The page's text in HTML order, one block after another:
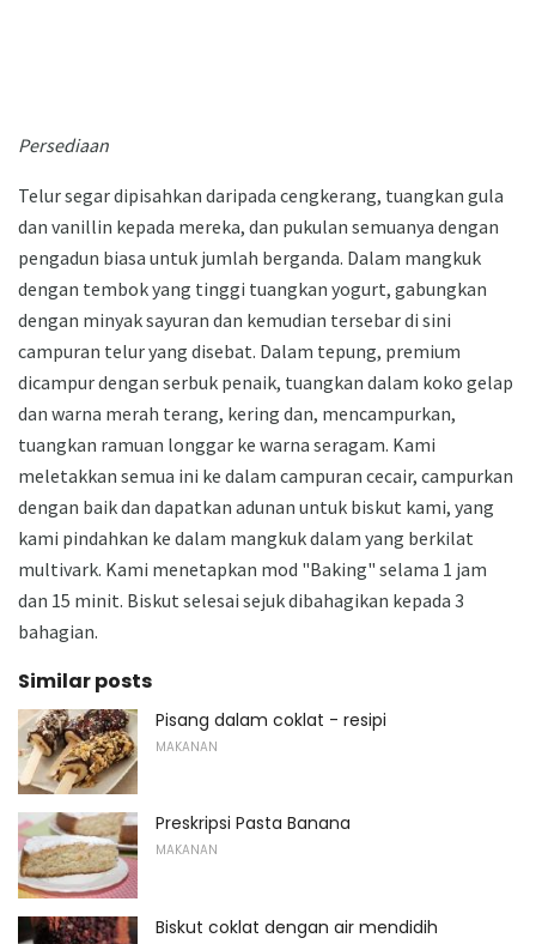
Persediaan
Telur segar dipisahkan daripada cengkerang, tuangkan gula
dan vanillin kepada mereka, dan pukulan semuanya dengan
pengadun biasa untuk jumlah berganda. Dalam mangkuk
dengan tembok yang tinggi tuangkan yogurt, gabungkan
dengan minyak sayuran dan kemudian tersebar di sini
campuran telur yang disebat. Dalam tepung, premium
dicampur dengan serbuk penaik, tuangkan dalam koko gelap
dan warna merah terang, kering dan, mencampurkan,
tuangkan ramuan longgar ke warna seragam. Kami
meletakkan semua ini ke dalam campuran cecair, campurkan
dengan baik dan dapatkan adunan untuk biskut kami, yang
kami pindahkan ke dalam mangkuk dalam yang berkilat
multivark. Kami menetapkan mod "Baking" selama 1 jam
dan 15 minit. Biskut selesai sejuk dibahagikan kepada 3
bahagian.
Similar posts
Pisang dalam coklat - resipi
MAKANAN
Preskripsi Pasta Banana
MAKANAN
Biskut coklat dengan air mendidih